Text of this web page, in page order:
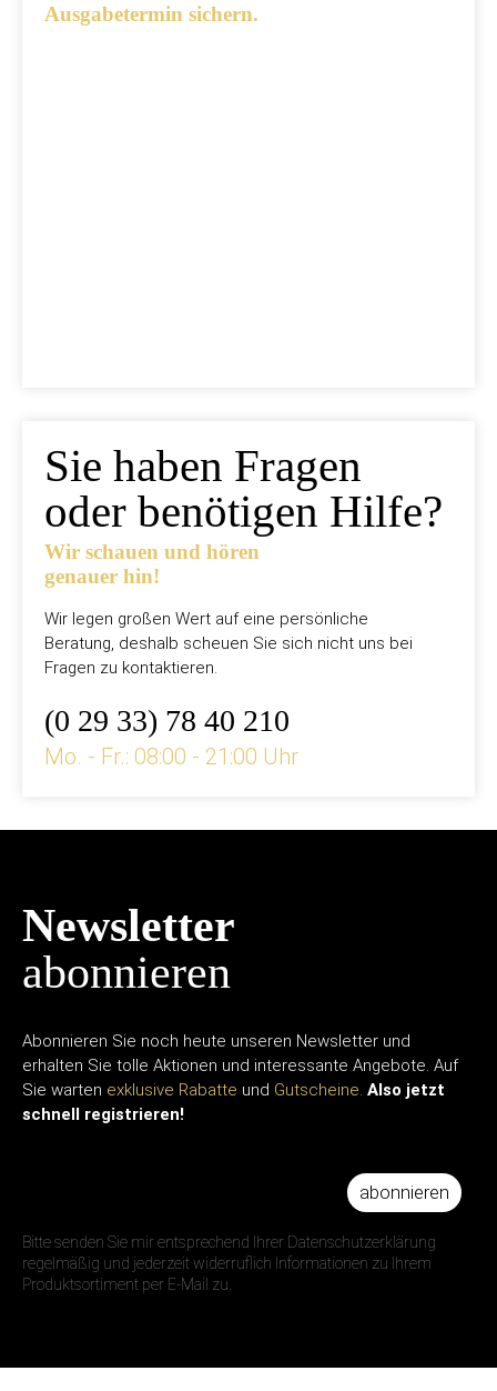
Ausgabetermin sichern.
Sie haben Fragen
oder benötigen Hilfe?
Wir schauen und hören
genauer hin!
Wir legen großen Wert auf eine persönliche
Beratung, deshalb scheuen Sie sich nicht uns bei
Fragen zu kontaktieren.
(0 29 33) 78 40 210
Mo. - Fr.: 08:00 - 21:00 Uhr
Newsletter
abonnieren
Abonnieren Sie noch heute unseren Newsletter und
erhalten Sie tolle Aktionen und interessante Angebote. Auf
Sie warten exklusive Rabatte und Gutscheine. Also jetzt
schnell registrieren!
abonnieren
Bitte senden Sie mir entsprechend Ihrer Datenschutzerklärung
regelmäßig und jederzeit widerruflich Informationen zu Ihrem
Produktsortiment per E-Mail zu.